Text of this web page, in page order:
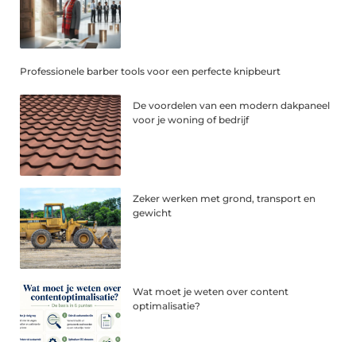
Professionele barber tools voor een perfecte knipbeurt
De voordelen van een modern dakpaneel
voor je woning of bedrijf
Zeker werken met grond, transport en
gewicht
Wat moet je weten over content
optimalisatie?